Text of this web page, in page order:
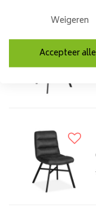
Weigeren
Accepteer